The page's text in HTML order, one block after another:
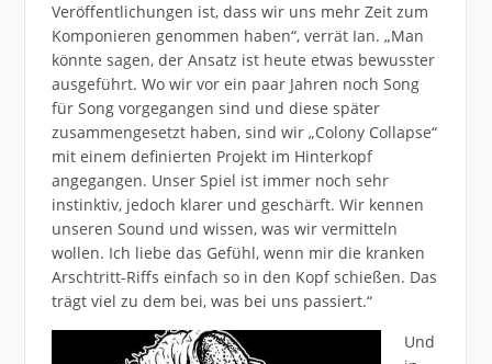
Veröffentlichungen ist, dass wir uns mehr Zeit zum
Komponieren genommen haben“, verrät Ian. „Man
könnte sagen, der Ansatz ist heute etwas bewusster
ausgeführt. Wo wir vor ein paar Jahren noch Song
für Song vorgegangen sind und diese später
zusammengesetzt haben, sind wir „Colony Collapse“
mit einem definierten Projekt im Hinterkopf
angegangen. Unser Spiel ist immer noch sehr
instinktiv, jedoch klarer und geschärft. Wir kennen
unseren Sound und wissen, was wir vermitteln
wollen. Ich liebe das Gefühl, wenn mir die kranken
Arschtritt-Riffs einfach so in den Kopf schießen. Das
trägt viel zu dem bei, was bei uns passiert.“
Und